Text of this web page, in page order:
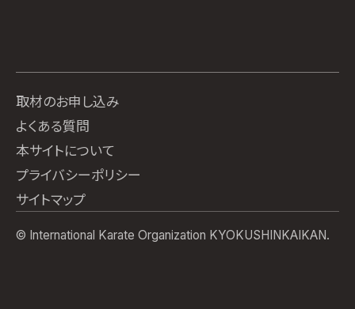
取材のお申し込み
よくある質問
本サイトについて
プライバシーポリシー
サイトマップ
© International Karate Organization KYOKUSHINKAIKAN.